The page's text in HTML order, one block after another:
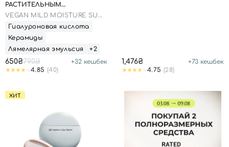
РАСТИТЕЛЬНЫМ
СКВАЛАНОМ, 50 МЛ
VEGAN MILD MOISTURE SUN
SPF 50+ PA++++
Гиалуроновая кислота
Керамиды
Лямелярная эмульсия
+2
650₴790₴ +32 кешбек
4.85 (40)
1,476₴ +73 кешбек
4.75 (28)
ХИТ
Вход Регистрация
Номер телефона